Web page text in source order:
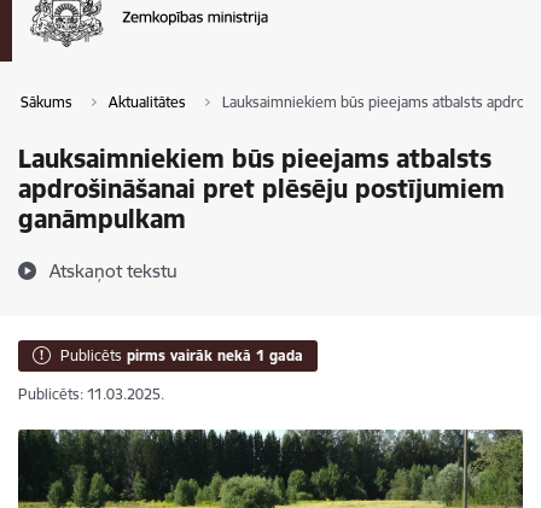
Sākums Aktualitātes Lauksaimniekiem būs pieejams atbalsts
Lauksaimniekiem būs pieejams atbalsts
apdrošināšanai pret plēsēju postījumiem
ganāmpulkam
Atskaņot tekstu
Publicēts pirms vairāk nekā 1 gada
Publicēts: 11.03.2025.